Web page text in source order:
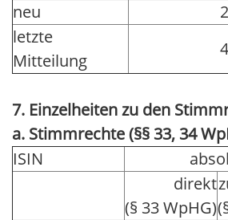
neu
letzte
Mitteilung
7. Einzelheiten zu den
a. Stimmrechte (§§ 33, 34
ISIN
direkt
(§ 33 WpHG)